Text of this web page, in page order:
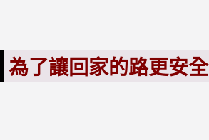
為了讓回家的路更安全